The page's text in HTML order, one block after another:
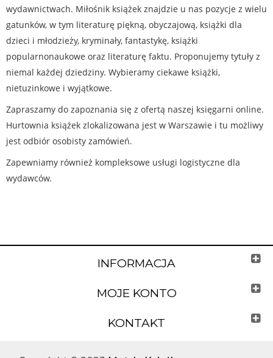
wydawnictwach. Miłośnik książek znajdzie u nas pozycje z wielu
gatunków, w tym literaturę piękną, obyczajową, książki dla
dzieci i młodzieży, kryminały, fantastykę, książki
popularnonaukowe oraz literaturę faktu. Proponujemy tytuły z
niemal każdej dziedziny. Wybieramy ciekawe książki,
nietuzinkowe i wyjątkowe.
Zapraszamy do zapoznania się z ofertą naszej księgarni online.
Hurtownia książek zlokalizowana jest w Warszawie i tu możliwy
jest odbiór osobisty zamówień.
Zapewniamy również kompleksowe usługi logistyczne dla
wydawców.
INFORMACJA
MOJE KONTO
KONTAKT